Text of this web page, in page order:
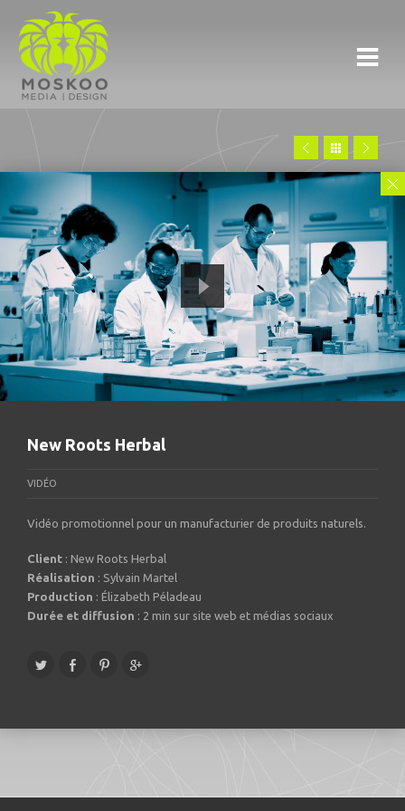
New Roots Herbal
VIDÉO
Vidéo promotionnel pour un manufacturier de produits naturels.
Client : New Roots Herbal
Réalisation : Sylvain Martel
Production : Élizabeth Péladeau
Durée et diffusion : 2 min sur site web et médias sociaux